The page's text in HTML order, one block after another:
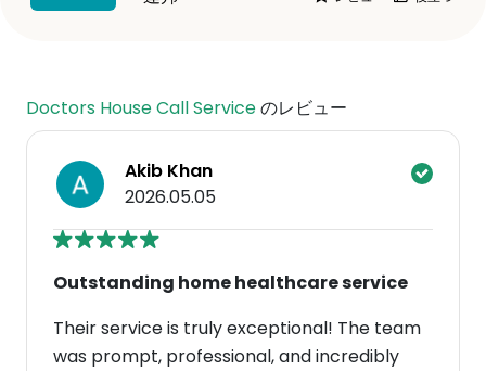
Doctors House Call Serviceのレビュー
Akib Khan
2026.05.05
Outstanding home healthcare service
Their service is truly exceptional! The team
was prompt, professional, and incredibly